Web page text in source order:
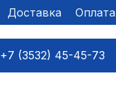
Доставка Оплата
+7 (3532) 45-45-73